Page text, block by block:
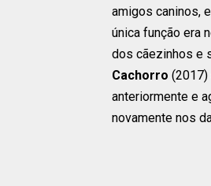
amigos caninos,
única função era
dos cãezinhos e
Cachorro (2017)
anteriormente e
novamente nos